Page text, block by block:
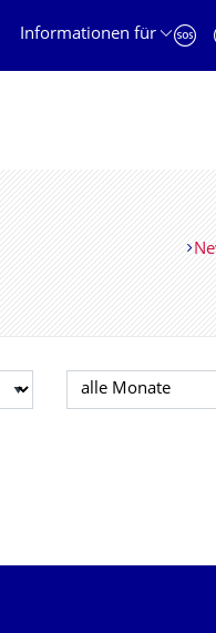
Informationen für
Monat auswählen